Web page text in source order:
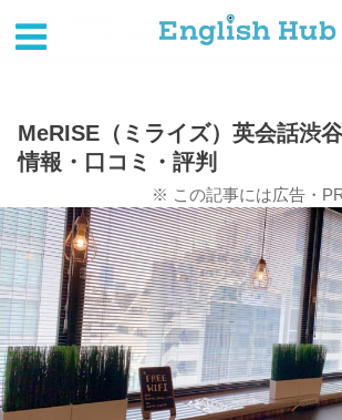
英会話スクール一覧 東京都
渋谷区
MeRISE（ミライズ）英会話渋谷校のスクール情報・口コミ・評判
MeRISE（ミライズ）英会話渋
情報・口コミ・評判
※ この記事には広告・